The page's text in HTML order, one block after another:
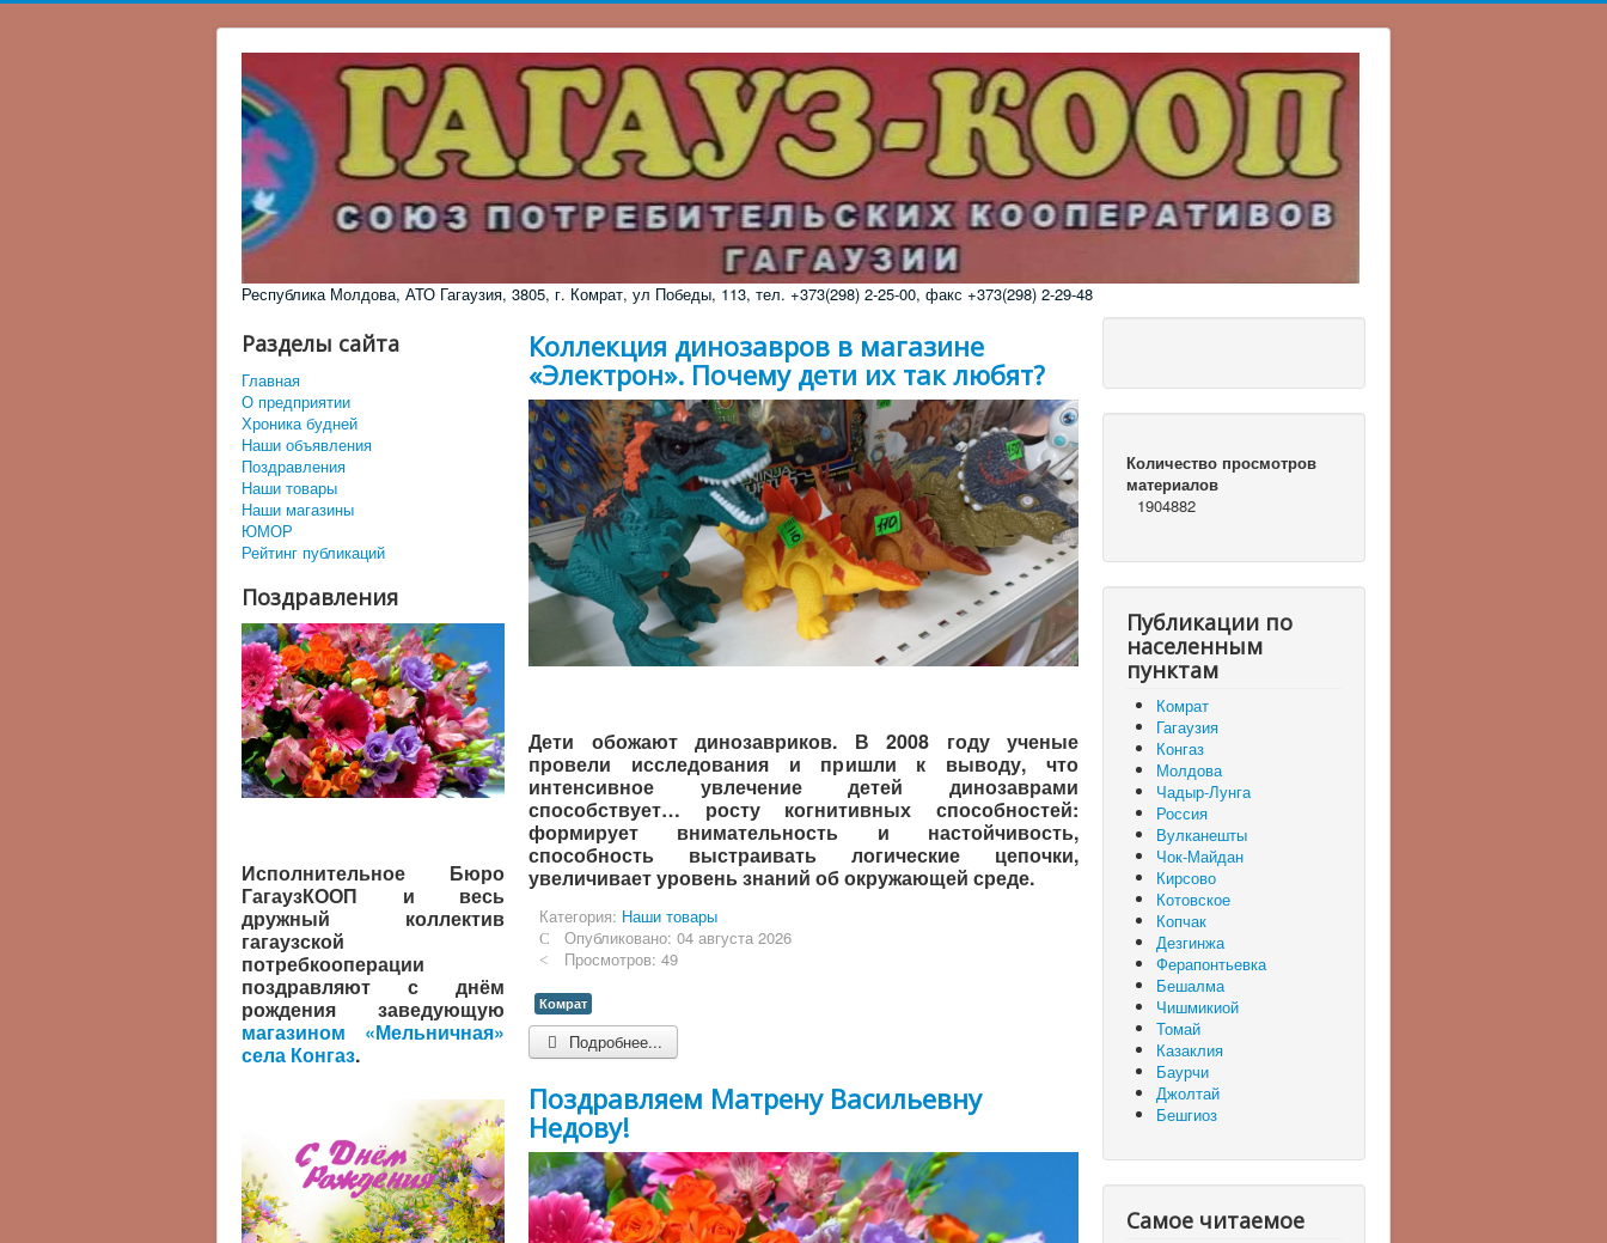
Республика Молдова, АТО Гагаузия, 3805, г. Комрат, ул Победы, 113, тел. +373(298) 2-25-00, факс +373(298) 2-29-48
Разделы сайта
Главная
О предприятии
Хроника будней
Наши объявления
Поздравления
Наши товары
Наши магазины
ЮМОР
Рейтинг публикаций
Поздравления
Исполнительное Бюро
ГагаузКООП и весь
дружный коллектив
гагаузской
потребкооперации
поздравляют с днём
рождения заведующую
магазином «Мельничная»
села Конгаз.
Коллекция динозавров в магазине
«Электрон». Почему дети их так любят?
Дети обожают динозавриков. В 2008 году ученые
провели исследования и пришли к выводу, что
интенсивное увлечение детей динозаврами
способствует… росту когнитивных способностей:
формирует внимательность и настойчивость,
способность выстраивать логические цепочки,
увеличивает уровень знаний об окружающей среде.
Категория: Наши товары
Опубликовано: 04 августа 2026
Просмотров: 49
Комрат
Подробнее...
Поздравляем Матрену Васильевну
Недову!
Количество просмотров
материалов
1904882
Публикации по
населенным
пунктам
Комрат
Гагаузия
Конгаз
Молдова
Чадыр-Лунга
Россия
Вулканешты
Чок-Майдан
Кирсово
Котовское
Копчак
Дезгинжа
Ферапонтьевка
Бешалма
Чишмикиой
Томай
Казаклия
Баурчи
Джолтай
Бешгиоз
Самое читаемое